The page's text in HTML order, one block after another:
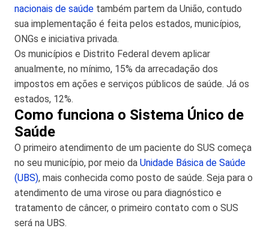
nacionais de saúde também partem da União, contudo
sua implementação é feita pelos estados, municípios,
ONGs e iniciativa privada.
Os municípios e Distrito Federal devem aplicar
anualmente, no mínimo, 15% da arrecadação dos
impostos em ações e serviços públicos de saúde. Já os
estados, 12%.
Como funciona o Sistema Único de
Saúde
O primeiro atendimento de um paciente do SUS começa
no seu município, por meio da Unidade Básica de Saúde
(UBS), mais conhecida como posto de saúde. Seja para o
atendimento de uma virose ou para diagnóstico e
tratamento de câncer, o primeiro contato com o SUS
será na UBS.